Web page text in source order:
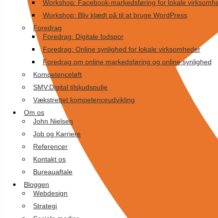
Workshop: Facebook-markedsføring for lokale
Workshop: Bliv klædt på til at bruge WordPress
Foredrag
Foredrag: Digitale fodspor
Foredrag: Online synlighed for lokale virksomheder
Foredrag om online markedsføring og online synlighed
Kompetenceløft
SMV:Digital tilskudspulje
Vækstrettet kompetenceudvikling
Om os
John Nielsen
Job og Karriere
Referencer
Kontakt os
Bureauaftale
Bloggen
Webdesign
Strategi